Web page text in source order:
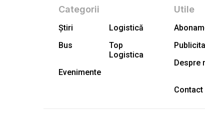
Categorii
Știri
Logistică
Bus
Top
Logistica
Evenimente
Utile
Despre
Contact